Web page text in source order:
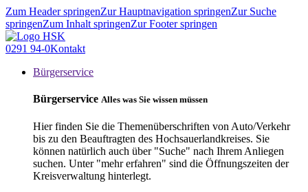
Zum Header springenZur Hauptnavigation springenZur Suche
springenZum Inhalt springenZur Footer springen
0291 94-0Kontakt
Bürgerservice
Bürgerservice Alles was Sie wissen müssen
Hier finden Sie die Themenüberschriften von Auto/Verkehr
bis zu den Beauftragten des Hochsauerlandkreises. Sie
können natürlich auch über "Suche" nach Ihrem Anliegen
suchen. Unter "mehr erfahren" sind die Öffnungszeiten der
Kreisverwaltung hinterlegt.